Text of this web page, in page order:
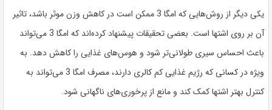
یکی دیگر از روش‌هایی که امگا 3 ممکن است در کاهش وزن موثر باشد، تاثیر
آن بر روی اشتها است. بعضی تحقیقات پیشنهاد کرده‌اند که امگا 3 می‌تواند
باعث احساس سیری طولانی‌تر شود و هوس‌های غذایی را کاهش دهد. به
ویژه در کسانی که رژیم غذایی کم کالری دارند، مصرف امگا 3 می‌تواند به
کنترل بهتر اشتها کمک کند و مانع از پرخوری‌های ناگهانی شود.